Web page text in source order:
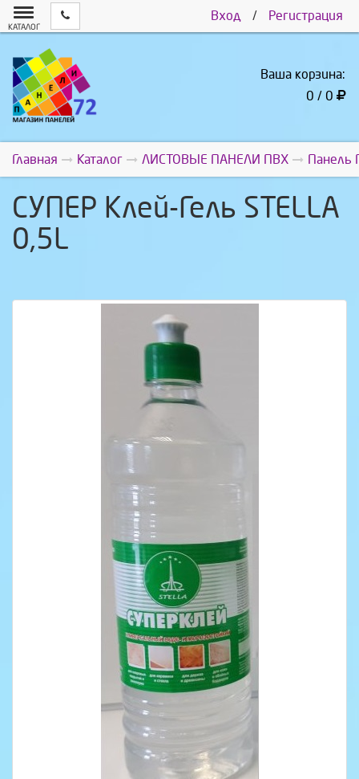
Вход / Регистрация
КАТАЛОГ
Ваша корзина:
0 / 0
Главная Каталог ЛИСТОВЫЕ ПАНЕЛИ ПВХ Панель
СУПЕР Клей-Гель STELLA
0,5L